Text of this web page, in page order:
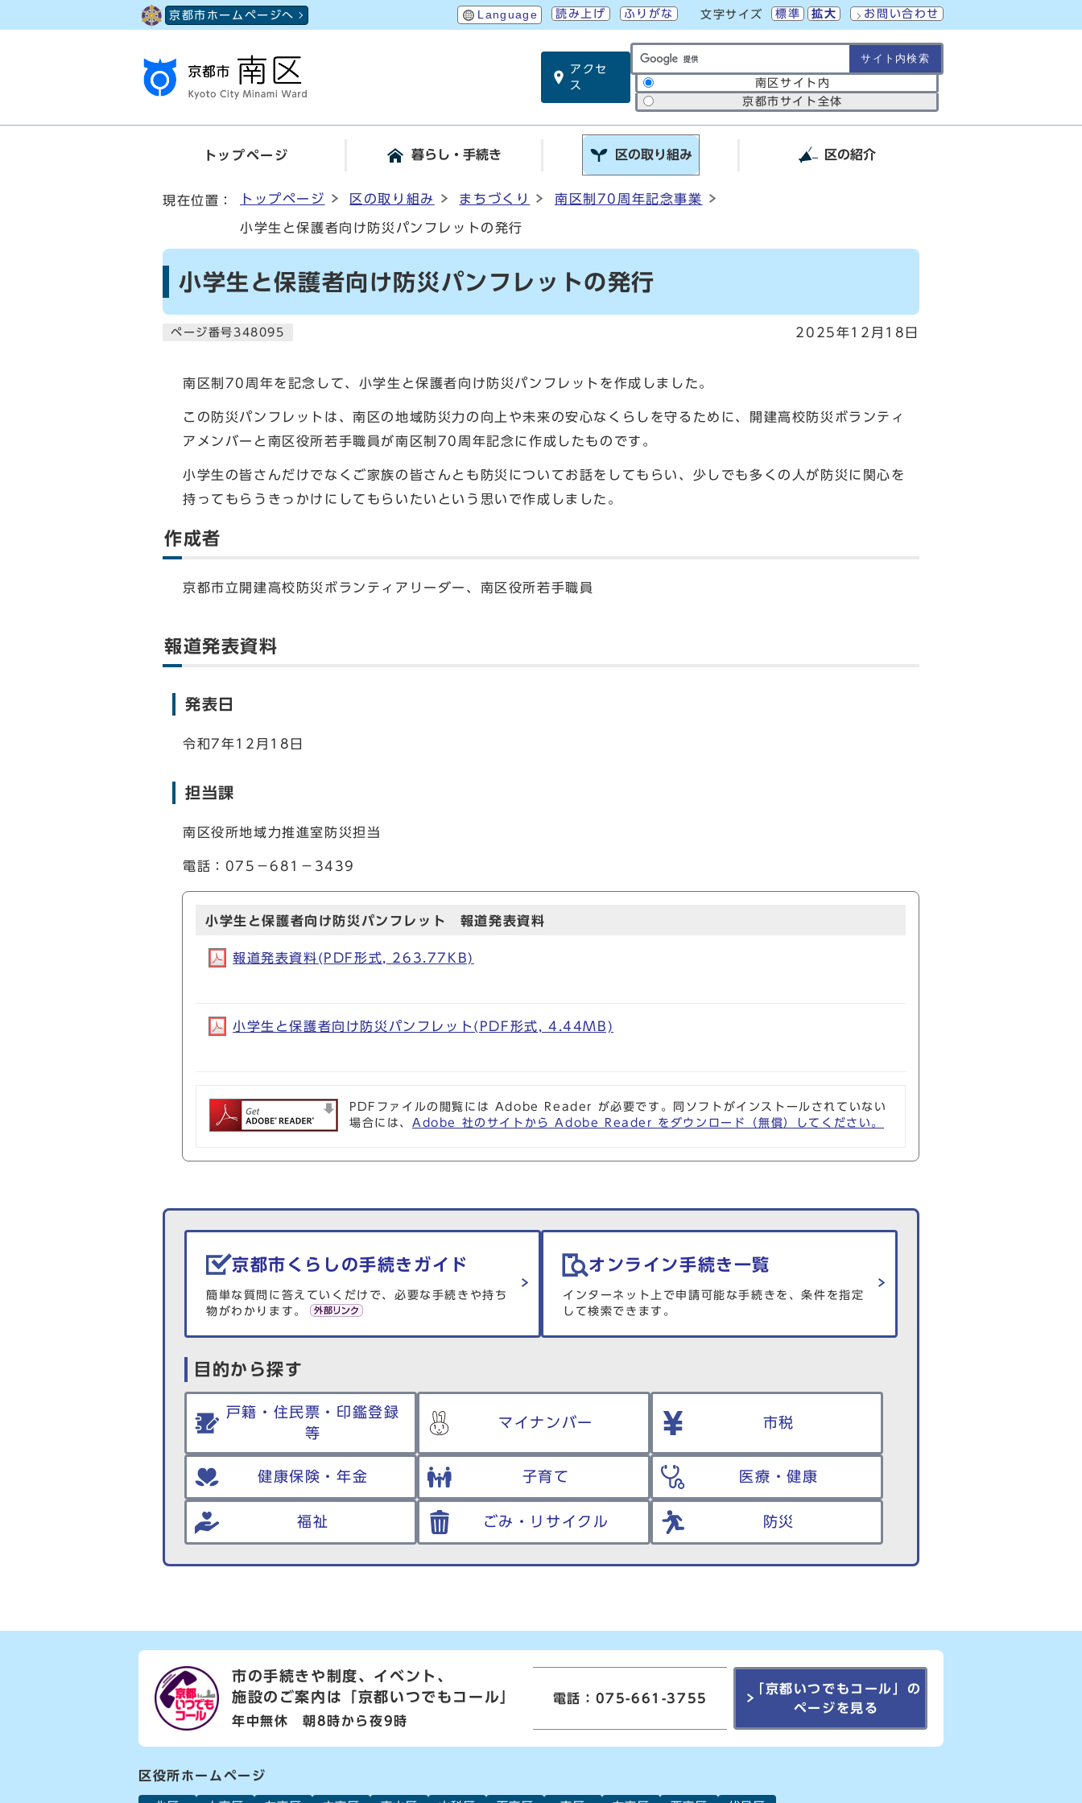
京都市ホームページへ Language 読み上げ ふりがな 文字サイズ 標準 拡大 お問い合わせ
アクセ
ス
サイト内検索の範囲
南区サイト内
京都市サイト全体
トップページ 暮らし・手続き 区の取り組み 区の紹介
現在位置： トップページ 区の取り組み まちづくり 南区制70周年記念事業
小学生と保護者向け防災パンフレットの発行
小学生と保護者向け防災パンフレットの発行
ページ番号348095 2025年12月18日
南区制70周年を記念して、小学生と保護者向け防災パンフレットを作成しました。
この防災パンフレットは、南区の地域防災力の向上や未来の安心なくらしを守るために、開建高校防災ボランティ
アメンバーと南区役所若手職員が南区制70周年記念に作成したものです。
小学生の皆さんだけでなくご家族の皆さんとも防災についてお話をしてもらい、少しでも多くの人が防災に関心を
持ってもらうきっかけにしてもらいたいという思いで作成しました。
作成者
京都市立開建高校防災ボランティアリーダー、南区役所若手職員
報道発表資料
発表日
令和7年12月18日
担当課
南区役所地域力推進室防災担当
電話：075－681－3439
小学生と保護者向け防災パンフレット 報道発表資料
報道発表資料(PDF形式, 263.77KB)
小学生と保護者向け防災パンフレット(PDF形式, 4.44MB)
PDFファイルの閲覧には Adobe Reader が必要です。同ソフトがインストールされていない
場合には、 Adobe 社のサイトから Adobe Reader をダウンロード（無償）してください。
生活情報を探す
京都市くらしの手続きガイド
簡単な質問に答えていくだけで、必要な手続きや持ち
物がわかります。
オンライン手続き一覧
インターネット上で申請可能な手続きを、条件を指定
して検索できます。
目的から探す
戸籍・住民票・印鑑登録
等
マイナンバー 市税
健康保険・年金 子育て 医療・健康
福祉 ごみ・リサイクル 防災
市の手続きや制度、イベント、
施設のご案内は
「京都いつでもコール」
年中無休 朝8時から夜9時
電話：075-661-3755
「京都いつでもコール」の
ページを見る
区役所ホームページ